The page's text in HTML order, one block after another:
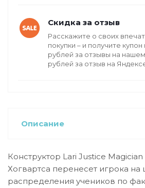
Скидка за отзыв
Расскажите о своих
покупки – и получите
рублей за отзывы на
рублей за отзыв на
Описание
Конструктор Lari Justice
Хогвартса перенесет игрока
распределения учеников по